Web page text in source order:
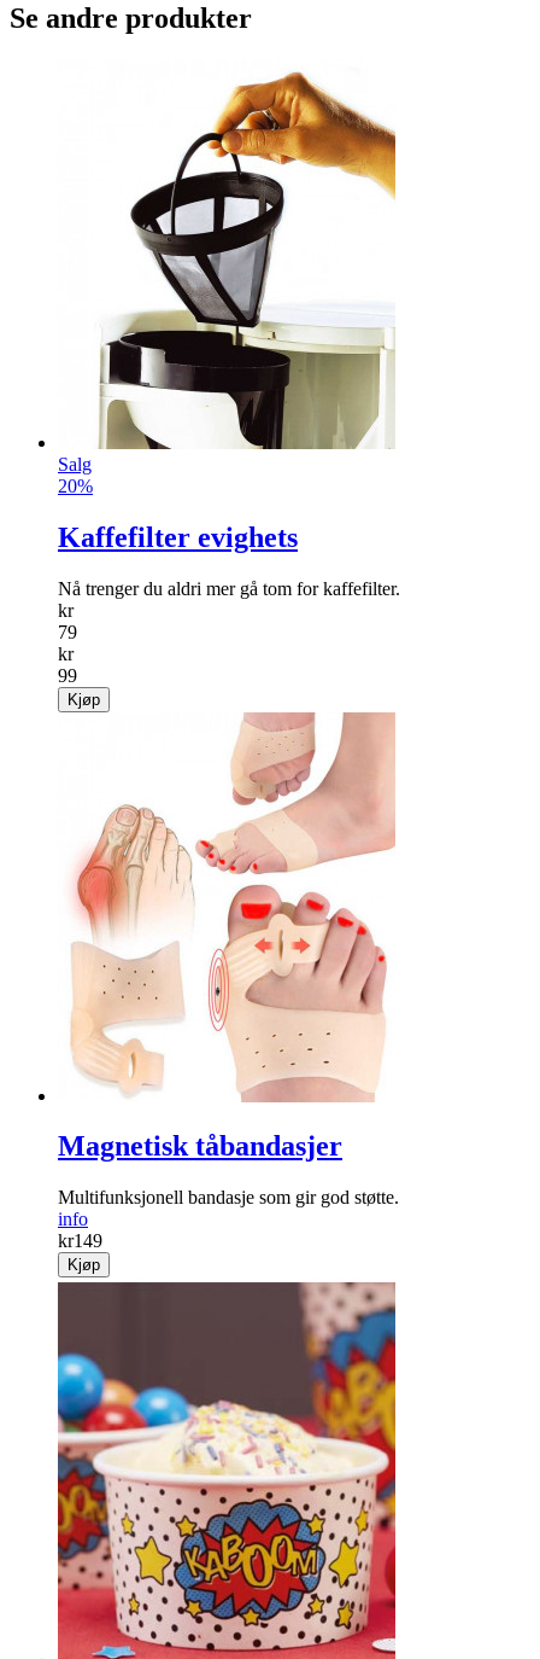
Se andre produkter
Salg
20%
Kaffefilter evighets
Nå trenger du aldri mer gå tom for kaffefilter.
kr
79
kr
99
Kjøp
Magnetisk tåbandasjer
Multifunksjonell bandasje som gir god støtte.
info
kr149
Kjøp